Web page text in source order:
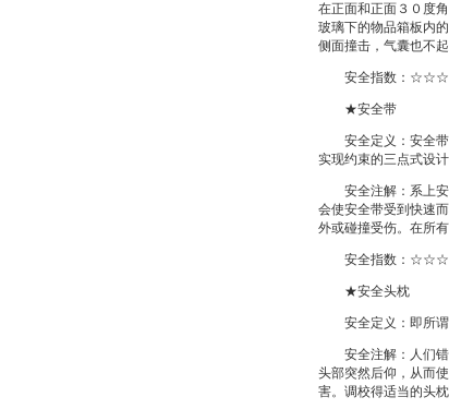
在正面和正面３０度
玻璃下的物品箱板内
侧面撞击，气囊也不起
安全指数：☆☆☆
★安全带
安全定义：安全带
实现约束的三点式设计
安全注解：系上安
会使安全带受到快速
外或碰撞受伤。在所
安全指数：☆☆☆
★安全头枕
安全定义：即所谓
安全注解：人们错
头部突然后仰，从而
害。调校得适当的头